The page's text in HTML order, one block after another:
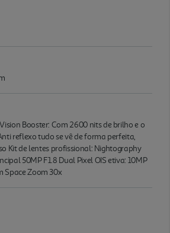
Booster: Com 2600 nits de brilho e o
reflexo tudo se vê de forma perfeita,
Kit de lentes profissional: Nightography
50MP F1.8 Dual Pixel OIS etiva: 10MP
Space Zoom 30x